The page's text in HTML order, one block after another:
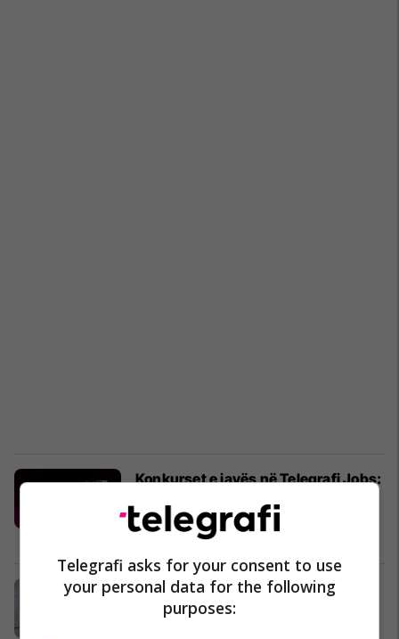
Konkurset e javës në Telegrafi Jobs:
tregti
Telegrafi Jobs Marketing
13 lidhje të paautorizuara në Prizren
dhe 5 në Suharekë ne ujësjellës
Telegrafi asks for your consent to use
your personal data for the following
purposes: